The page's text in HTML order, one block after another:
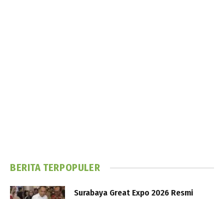
BERITA TERPOPULER
Surabaya Great Expo 2026 Resmi